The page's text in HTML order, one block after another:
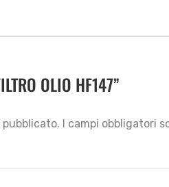
OLIO HF147”
I campi obbligatori